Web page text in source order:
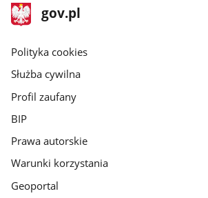
stopka
gov.pl
Strona
gov.pl
gov.pl
Polityka cookies
Służba cywilna
Profil zaufany
BIP
Prawa autorskie
Warunki korzystania
Geoportal